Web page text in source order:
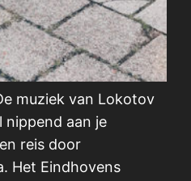
muziek van Lokotov
nippend aan je
reis door
Het Eindhovens